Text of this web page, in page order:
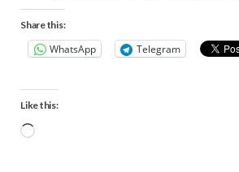
Share this:
WhatsApp Telegram
Like this: